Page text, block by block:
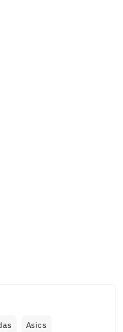
Asics